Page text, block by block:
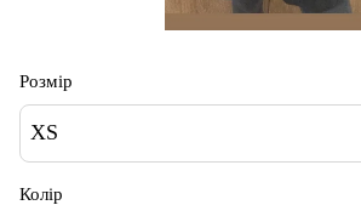
Розмір
XS
Колір